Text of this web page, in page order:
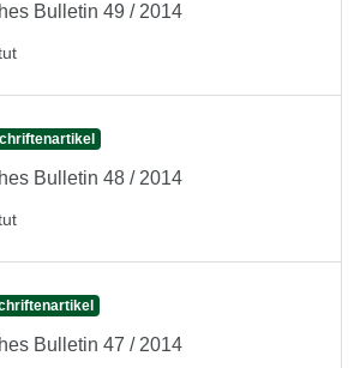
Bulletin 49 / 2014
Bulletin 48 / 2014
Bulletin 47 / 2014